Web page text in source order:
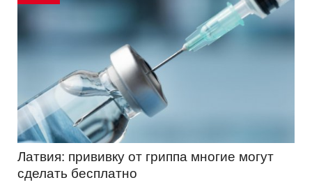
Латвия: прививку от гриппа многие могут
сделать бесплатно